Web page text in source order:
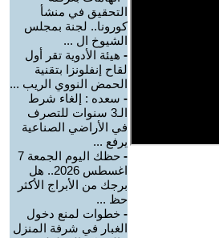
التحقيق في منشأ
كورونا.. لجنة بمجلس
الشيوخ ال ...
- هيئة الأدوية تقر أول
لقاح إنفلونزا بتقنية
الحمض النووي الريب ...
- سعده : إلغاء شرط
الـ3 سنوات للتصرف
في الأراضي الصناعية
يرفع ...
-
حظك اليوم الجمعة 7
اغسطس 2026.. هل
برجك من الأبراج الأكثر
حظ ...
- خطوات لمنع دخول
الغبار في شرفة المنزل